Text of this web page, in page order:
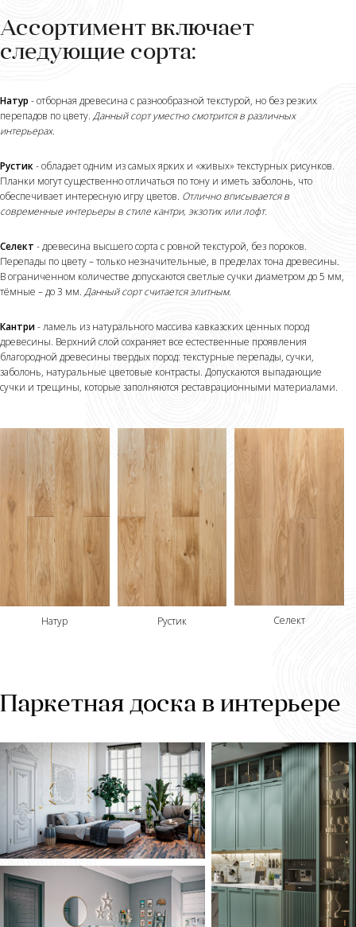
Ассортимент включает
следующие сорта:
Натур - отборная древесина с разнообразной текстурой, но без резких
перепадов по цвету. Данный сорт уместно смотрится в различных
интерьерах.
Рустик- обладает одним из самых ярких и «живых» текстурных рисунков.
Планки могут существенно отличаться по тону и иметь заболонь, что
обеспечивает интересную игру цветов. Отлично вписывается в
современные интерьеры в стиле кантри, экзотик или лофт.
Селект - древесина высшего сорта с ровной текстурой, без пороков.
Перепады по цвету – только незначительные, в пределах тона древесины.
В ограниченном количестве допускаются светлые сучки диаметром до 5 мм,
тёмные – до 3 мм. Данный сорт считается элитным.
Кантри- ламель из натурального массива кавказских ценных пород
древесины. Верхний слой сохраняет все естественные проявления
благородной древесины твердых пород: текстурные перепады, сучки,
заболонь, натуральные цветовые контрасты. Допускаются выпадающие
сучки и трещины, которые заполняются реставрационными материалами.
Натур Рустик Селект
Паркетная доска в интерьере